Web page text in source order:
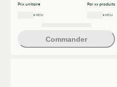
Prix unitaire
€ HT/U
Par xx produits
€ HT/U
Commander